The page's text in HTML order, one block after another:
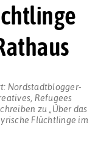
Nordstadtblogger-
, Refugees
zu „Über das
Flüchtlinge im